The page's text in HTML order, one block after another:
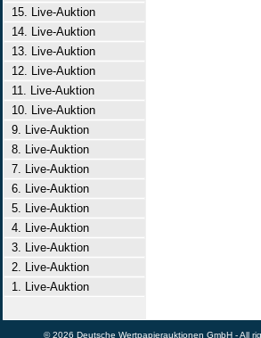
15. Live-Auktion
14. Live-Auktion
13. Live-Auktion
12. Live-Auktion
11. Live-Auktion
10. Live-Auktion
9. Live-Auktion
8. Live-Auktion
7. Live-Auktion
6. Live-Auktion
5. Live-Auktion
4. Live-Auktion
3. Live-Auktion
2. Live-Auktion
1. Live-Auktion
© 2026 Deutsche Wertpapierauktionen GmbH - All